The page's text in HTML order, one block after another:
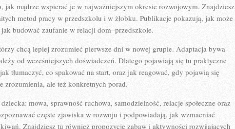
jak mądrze wspierać je w najważniejszym okresie rozwojowym. Znajdziesz
metod pracy w przedszkolu i w żłobku. Publikacje pokazują, jak może
budować zaufanie w relacji dom–przedszkole.
chcą lepiej zrozumieć pierwsze dni w nowej grupie. Adaptacja bywa
od wcześniejszych doświadczeń. Dlatego pojawiają się tu praktyczne
tłumaczyć, co spakować na start, oraz jak reagować, gdy pojawią się
zrozumienia, ale też konkretnych porad.
mowa, sprawność ruchowa, samodzielność, relacje społeczne oraz
częste zjawiska w rozwoju i podpowiadają, jak wzmacniać
Znajdziesz tu również propozycje zabaw i aktywności rozwijających